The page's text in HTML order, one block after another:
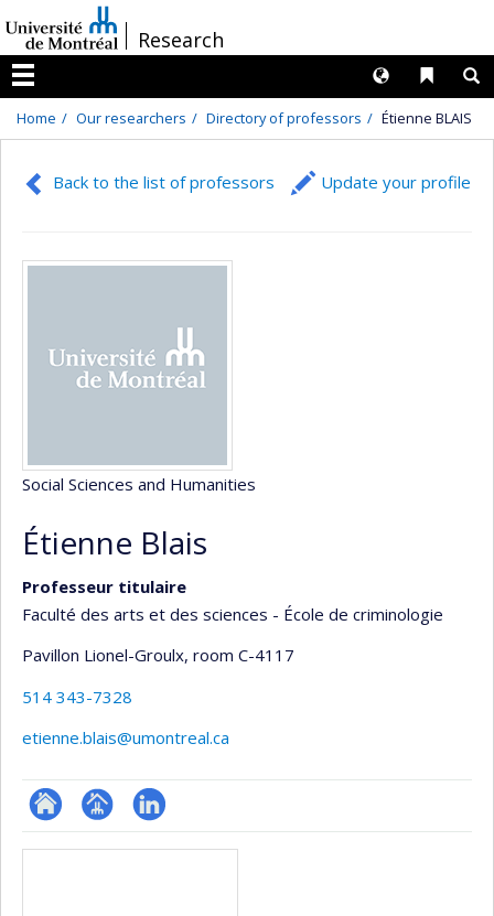
au
contenu
/Research
Menu
Liens
Langues
Home Our researchers Directory of professors Étienne BLAIS
Back to the list of professors Update your profile
Social Sciences and Humanities
Étienne Blais
Professeur titulaire
Faculté des arts et des sciences - École de criminologie
Pavillon Lionel-Groulx, room C-4117
514 343-7328
etienne.blais@umontreal.ca
ResearchGate
Page LinkedIn
Media